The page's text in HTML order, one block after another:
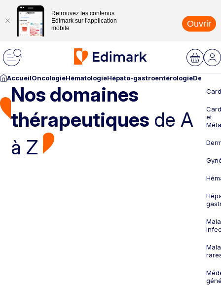
Retrouvez les contenus
Edimark sur l'application
mobile
Ouvrir
AccueilOncologieHématologieHépato-gastroentérologie
Nos domaines
thérapeutiques de A
à Z
et